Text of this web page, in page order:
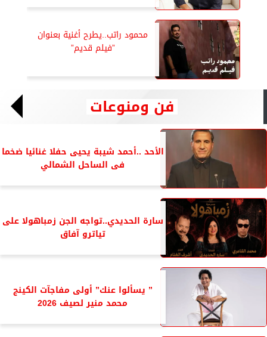
محمود راتب..يطرح أغنية بعنوان
”فيلم قديم”
فن ومنوعات
الأحد ..أحمد شيبة يحيى حفلا غنائيا ضخما
فى الساحل الشمالي
سارة الحديدي..تواجه الجن زمباهولا على
تياترو آفاق
” يسألوا عنك” أولى مفاجآت الكينج
محمد منير لصيف 2026